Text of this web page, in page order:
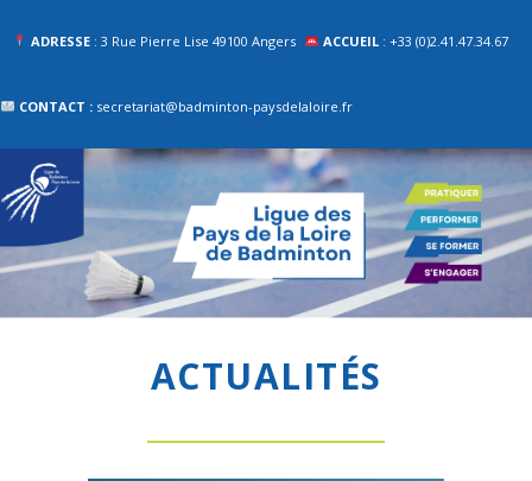
ADRESSE : 3 Rue Pierre Lise 49100 Angers ACCUEIL : +33 (0)2.41.47.34.67
CONTACT : secretariat@badminton-paysdelaloire.fr
ACTUALITÉS